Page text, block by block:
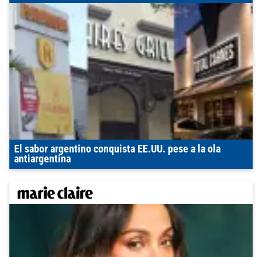
El sabor argentino conquista EE.UU. pese a la ola
antiargentina